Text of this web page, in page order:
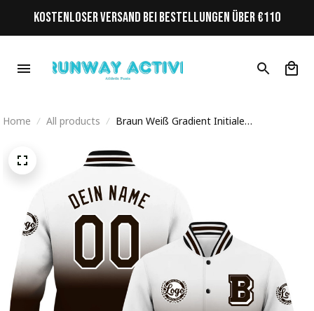
KOSTENLOSER VERSAND BEI BESTELLUNGEN ÜBER €110
Home All products
Braun Weiß Gradient Initiale